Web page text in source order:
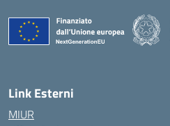
Link Esterni
MIUR